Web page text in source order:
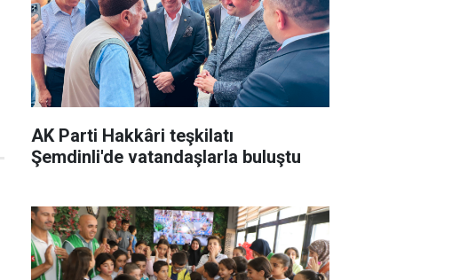
AK Parti Hakkâri teşkilatı
Şemdinli'de vatandaşlarla buluştu